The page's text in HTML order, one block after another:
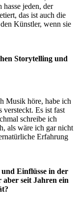
hasse jeden, der
das ist auch die
Künstler, wenn sie
Storytelling und
Musik höre, habe ich
Es ist fast
schreibe ich
als wäre ich gar nicht
Erfahrung
und Einflüsse in der
seit Jahren ein